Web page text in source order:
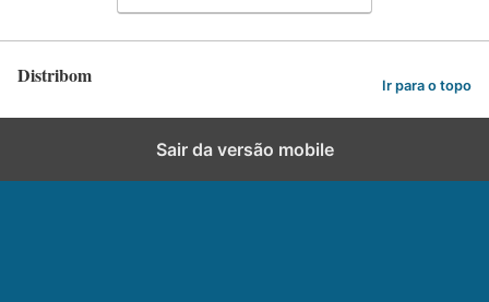
Distribom Ir para o topo
Sair da versão mobile